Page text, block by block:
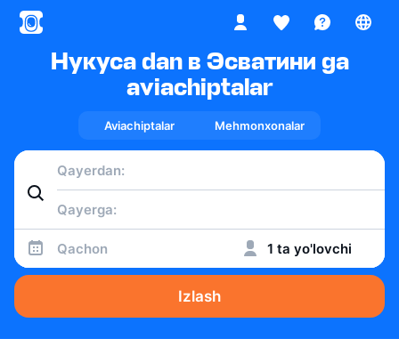
Нукуса dan в Эсватини ga
aviachiptalar
Aviachiptalar Mehmonxonalar
Qachon 1 ta yo'lovchi
Izlash